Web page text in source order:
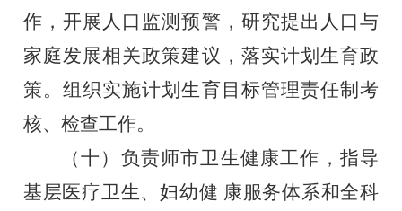
作，开展人口监测预警， 研究提出人口与
家庭发展相关政策建议，落实计划生育政
策。组织实施计划生育目标管理责任制考
核、检查工作。
（十）负责师市卫生健康工作，指导
基层医疗卫生、妇幼健 康服务体系和全科